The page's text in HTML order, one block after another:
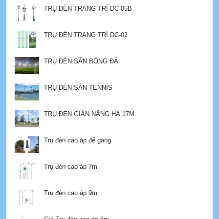
TRỤ ĐÈN TRANG TRÍ DC-05B
TRỤ ĐÈN TRANG TRÍ DC-02
TRỤ ĐÈN SÂN BÓNG ĐÁ
TRỤ ĐÈN SÂN TENNIS
TRỤ ĐÈN GIÀN NÂNG HẠ 17M
Trụ đèn cao áp đế gang
Trụ đèn cao áp 7m
Trụ đèn cao áp 9m